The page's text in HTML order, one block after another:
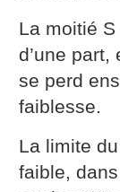
La moitié
d’une part,
se perd
faiblesse.
La limite
faible,